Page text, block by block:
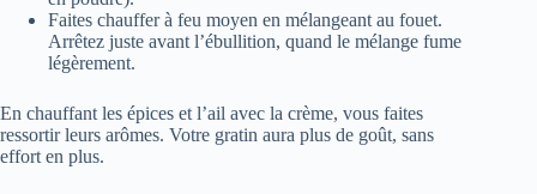
Faites chauffer à feu moyen en mélangeant au fouet.
Arrêtez juste avant l’ébullition, quand le mélange fume
légèrement.
En chauffant les épices et l’ail avec la crème, vous faites
ressortir leurs arômes. Votre gratin aura plus de goût, sans
effort en plus.